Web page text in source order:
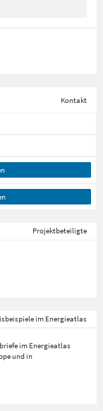
Kontakt
Projektbeteiligte
im Energieatlas
im Energieatlas
und in